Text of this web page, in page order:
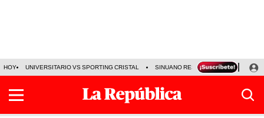
HOY UNIVERSITARIO VS SPORTING CRISTAL SINUANO RESULTADOS HOY